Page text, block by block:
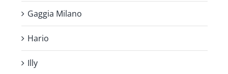
Gaggia Milano
Hario
Illy